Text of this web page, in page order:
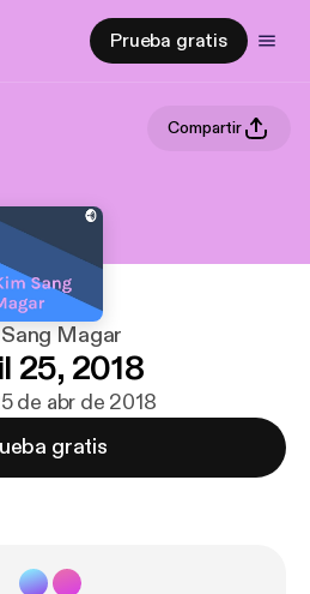
Prueba gratis
Compartir
Sang Magar
25, 2018
de abr de 2018
gratis